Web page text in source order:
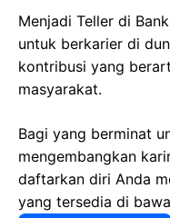
Menjadi Teller di
untuk berkarier di
kontribusi yang
masyarakat.
Bagi yang berminat
mengembangkan
daftarkan diri Anda
yang tersedia di